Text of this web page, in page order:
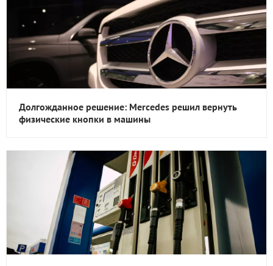
Долгожданное решение: Mercedes решил вернуть
физические кнопки в машины